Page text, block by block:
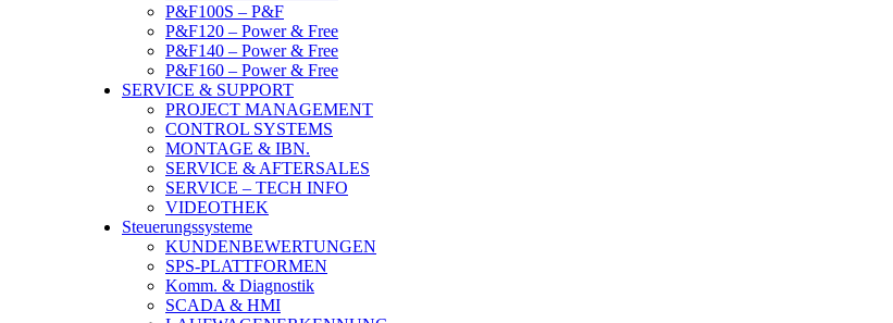
P&F100S – P&F
P&F120 – Power & Free
P&F140 – Power & Free
P&F160 – Power & Free
SERVICE & SUPPORT
PROJECT MANAGEMENT
CONTROL SYSTEMS
MONTAGE & IBN.
SERVICE & AFTERSALES
SERVICE – TECH INFO
VIDEOTHEK
Steuerungssysteme
KUNDENBEWERTUNGEN
SPS-PLATTFORMEN
Komm. & Diagnostik
SCADA & HMI